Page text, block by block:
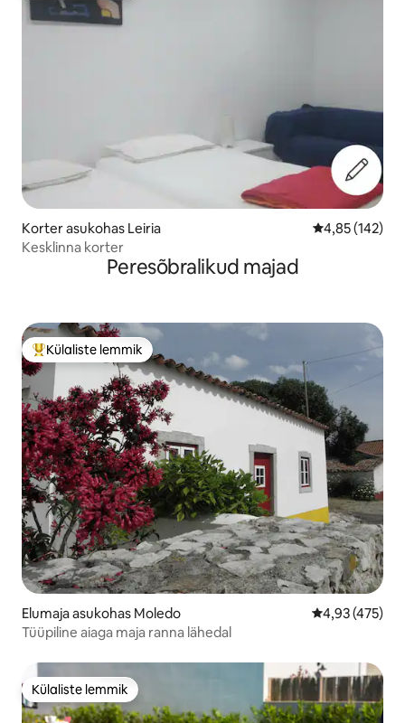
Korter asukohas Leiria Keskmine
4,85 (142)
Kesklinna korter
Peresõbralikud majad
Külaliste suur lemmik
Külaliste lemmik
Elumaja asukohas Moledo Keskmine
4,93 (475)
Tüüpiline aiaga maja ranna lähedal
Külaliste lemmik
Külaliste lemmik